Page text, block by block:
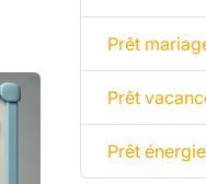
Prêt
Prêt
Prêt énergie